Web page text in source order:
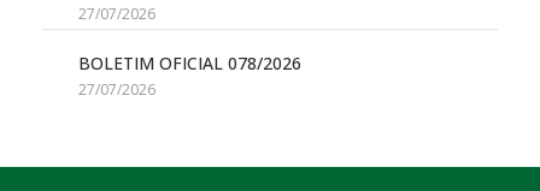
27/07/2026
BOLETIM OFICIAL 078/2026
27/07/2026